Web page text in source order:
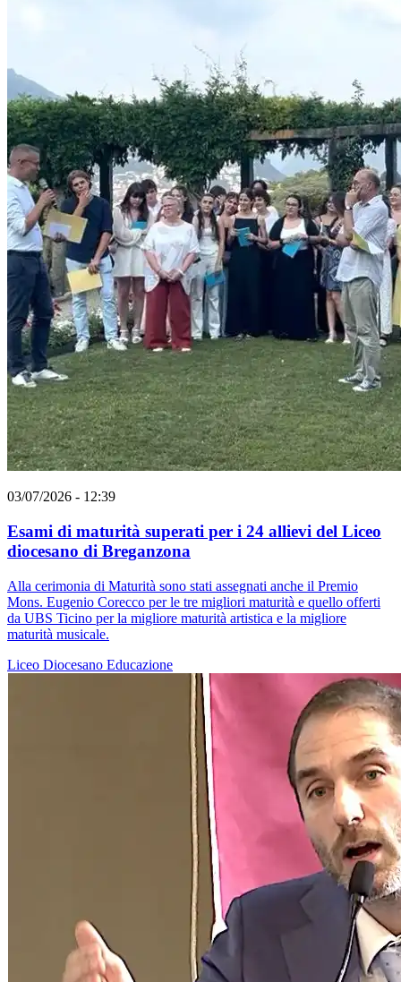
03/07/2026 - 12:39
Esami di maturità superati per i 24 allievi del Liceo
diocesano di Breganzona
Alla cerimonia di Maturità sono stati assegnati anche il Premio
Mons. Eugenio Corecco per le tre migliori maturità e quello offerti
da UBS Ticino per la migliore maturità artistica e la migliore
maturità musicale.
Liceo Diocesano Educazione